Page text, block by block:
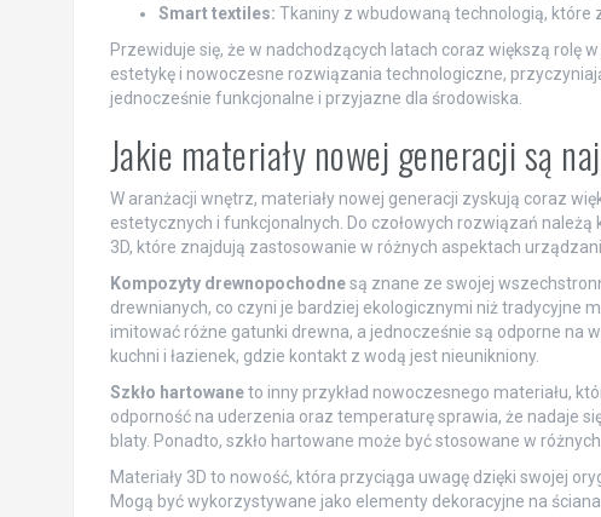
Smart textiles: Tkaniny z wbudowaną technologią, które
Przewiduje się, że w nadchodzących latach coraz większą rolę
estetykę i nowoczesne rozwiązania technologiczne,
jednocześnie funkcjonalne i przyjazne dla środowiska.
Jakie materiały nowej generacji są
W aranżacji wnętrz, materiały nowej generacji zyskują coraz
estetycznych i funkcjonalnych. Do czołowych rozwiązań
3D, które znajdują zastosowanie w różnych aspektach
Kompozyty drewnopochodnesą znane ze swojej
drewnianych, co czyni je bardziej ekologicznymi niż tradycyjne
imitować różne gatunki drewna, a jednocześnie są odporne na
kuchni i łazienek, gdzie kontakt z wodą jest nieunikniony.
Szkło hartowaneto inny przykład nowoczesnego materiału,
odporność na uderzenia oraz temperaturę sprawia, że nadaje
blaty. Ponadto, szkło hartowane może być stosowane w
Materiały 3D to nowość, która przyciąga uwagę dzięki swojej
Mogą być wykorzystywane jako elementy dekoracyjne na